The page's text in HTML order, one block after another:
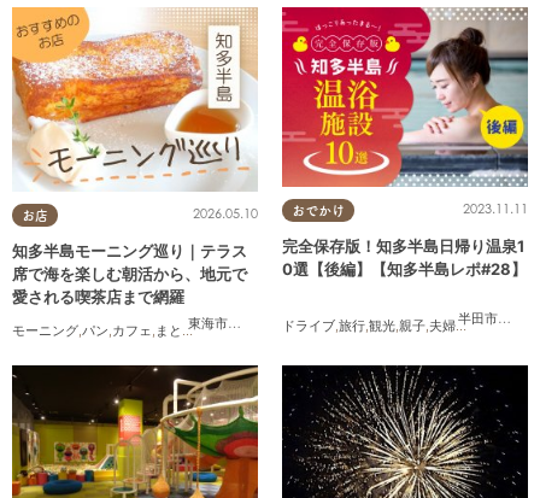
お店
東海市
,知多市 阿久比町,半田市,常滑市,美浜町
2026.05.10
知多半島モーニング巡り｜テラス
席で海を楽しむ朝活から、地元で
愛される喫茶店まで網羅
モーニング,パン,カフェ, まとめ記事 , コスパ抜群
おでかけ
半田市
,常滑
2023.11.11
完全保存版！知多半島日帰り温泉1
0選【後編】【知多半島レポ#28】
ドライブ,旅行,観光,親子,夫婦,家族,知多半